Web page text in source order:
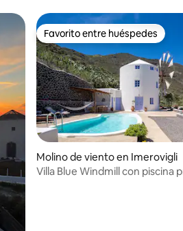
Favorito entre huéspedes
Favorito entre huéspedes
Molino de viento en Imerovigli
Villa Blue Windmill con piscina